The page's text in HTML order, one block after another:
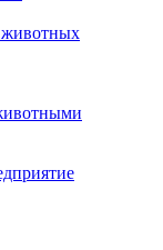
животных